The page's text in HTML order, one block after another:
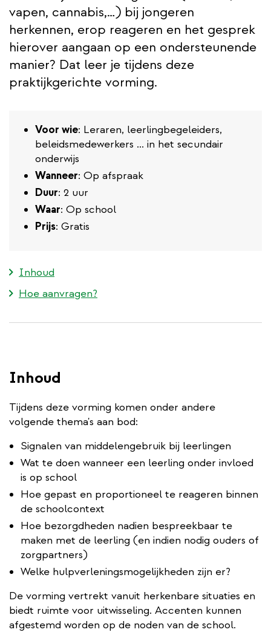
vapen, cannabis,…) bij jongeren
herkennen, erop reageren en het gesprek
hierover aangaan op een ondersteunende
manier? Dat leer je tijdens deze
praktijkgerichte vorming.
Voor wie: Leraren, leerlingbegeleiders,
beleidsmedewerkers ... in het secundair
onderwijs
Wanneer: Op afspraak
Duur: 2 uur
Waar: Op school
Prijs: Gratis
Inhoud
Hoe aanvragen?
Inhoud
Tijdens deze vorming komen onder andere
volgende thema's aan bod:
Signalen van middelengebruik bij leerlingen
Wat te doen wanneer een leerling onder invloed
is op school
Hoe gepast en proportioneel te reageren binnen
de schoolcontext
Hoe bezorgdheden nadien bespreekbaar te
maken met de leerling (en indien nodig ouders of
zorgpartners)
Welke hulpverleningsmogelijkheden zijn er?
De vorming vertrekt vanuit herkenbare situaties en
biedt ruimte voor uitwisseling. Accenten kunnen
afgestemd worden op de noden van de school.